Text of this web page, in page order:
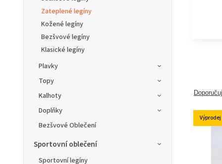
Zateplené legíny
Kožené legíny
Bezšvové legíny
Klasické legíny
Plavky
Topy
Kalhoty
Doplňky
Bezšvové Oblečení
Sportovní oblečení
Sportovní legíny
Výprodej